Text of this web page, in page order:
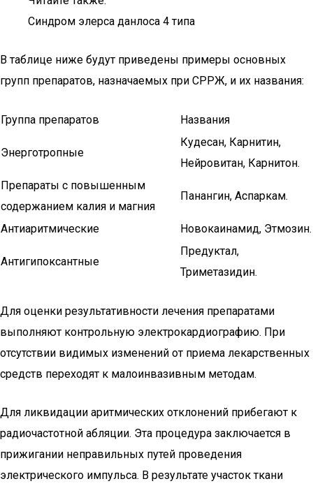
Синдром элерса данлоса 4 типа
В таблице ниже будут приведены примеры основных
групп препаратов, назначаемых при СРРЖ, и их названия:
Группа препаратов Названия
Энерготропные
Кудесан, Карнитин,
Нейровитан, Карнитон.
Препараты с повышенным
содержанием калия и магния
Панангин, Аспаркам.
Антиаритмические Новокаинамид, Этмозин.
Антигипоксантные
Предуктал,
Триметазидин.
Для оценки результативности лечения препаратами
выполняют контрольную электрокардиографию. При
отсутствии видимых изменений от приема лекарственных
средств переходят к малоинвазивным методам.
Для ликвидации аритмических отклонений прибегают к
радиочастотной абляции. Эта процедура заключается в
прижигании неправильных путей проведения
электрического импульса. В результате участок ткани